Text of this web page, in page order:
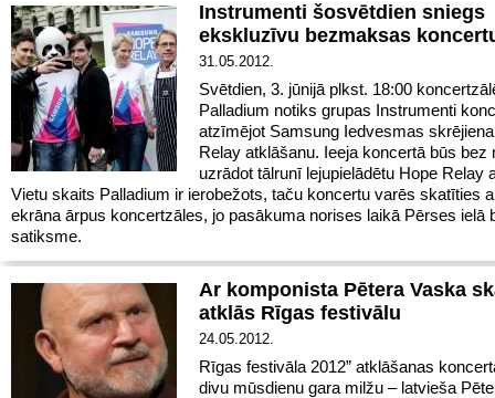
Instrumenti šosvētdien sniegs
ekskluzīvu bezmaksas
31.05.2012.
Svētdien, 3. jūnijā plkst. 18:00
Palladium notiks grupas Instrumenti
atzīmējot Samsung Iedvesmas
Relay atklāšanu. Ieeja koncertā būs bez
uzrādot tālrunī lejupielādētu Hope Relay
Vietu skaits Palladium ir ierobežots, taču koncertu varēs skatīties
ekrāna ārpus koncertzāles, jo pasākuma norises laikā Pērses ielā
satiksme.
Ar komponista Pētera Vaska
atklās Rīgas festivālu
24.05.2012.
Rīgas festivāla 2012” atklāšanas
divu mūsdienu gara milžu – latvieša